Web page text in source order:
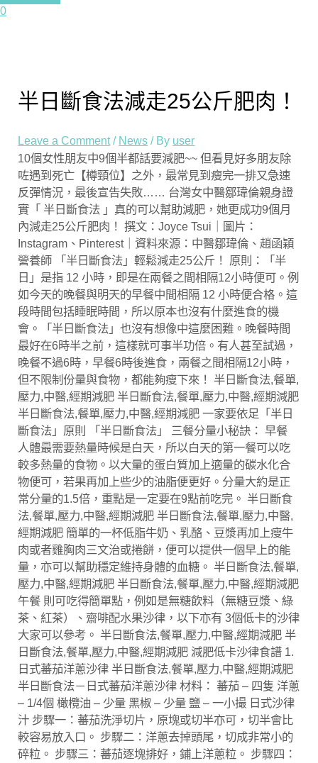
0
半日斷食法減走25公斤肥肉！
Leave a Comment / News / By user
10個女性朋友中9個半都話要減肥~~ 但看見好多朋友除
咗遇到死亡【樽頸位】之外，最常見到瘦完一排又急速
反彈情況，最後宣告失敗…… 台灣女中醫鄒瑋倫親身證
實「 半日斷食法 」真的可以幫助減肥，她更成功9個月
內減走25公斤肥肉！ 撰文：Joyce Tsui｜圖片：
Instagram、Pinterest｜資料來源：中醫鄒瑋倫、趙函穎
營養師 「半日斷食法」輕鬆減走25公斤！ 原則：「半
日」是指 12 小時，即是在兩餐之間相隔12小時便可。例
如今天的晚餐與明天的早餐中間相隔 12 小時便合格。這
段時間包括睡眠時間，所以原本也沒有什麼進食的機
會。「半日斷食法」也沒有想像中這麼困難。晚餐時間
最好在6時半之前，這樣就可事半功倍。有人甚至試過，
晚餐不過6時，早餐6時後進食，兩餐之間相隔12小時，
但不限制份量與食物，都能夠瘦下來！ 半日斷食法,餐單,
壓力,中醫,經期減肥 半日斷食法,餐單,壓力,中醫,經期減肥
半日斷食法,餐單,壓力,中醫,經期減肥 一家要依足「半日
斷食法」原則 「半日斷食法」 三餐分量小秘訣： 早餐
人體最需要熱量時候是白天，所以白天的第一餐可以吃
較多熱量的食物。以大量的蛋白質加上適量的碳水化合
物便可，若果再加上些少的油脂便更好。分量大約是正
常分量的1.5倍，重點是一定要在9點前吃完。 半日斷食
法,餐單,壓力,中醫,經期減肥 半日斷食法,餐單,壓力,中醫,
經期減肥 簡單的一杯低脂牛奶、乳酪、豆漿再加上瘦牛
肉或者雞胸肉三文治或捲餅，便可以提供一個早上的能
量，亦可以幫助穩定維持身體的血糖。 半日斷食法,餐單,
壓力,中醫,經期減肥 半日斷食法,餐單,壓力,中醫,經期減肥
午餐 則可吃得簡單點，例如是無糖飲料（無糖豆漿、綠
茶、紅茶）、齋啡配水果沙律，以下亦有 3個低卡的沙律
大家可以參考。 半日斷食法,餐單,壓力,中醫,經期減肥 半
日斷食法,餐單,壓力,中醫,經期減肥 減肥低卡沙律食譜 1.
日式蕃茄洋蔥沙律 半日斷食法,餐單,壓力,中醫,經期減肥
半日斷食法－日式蕃茄洋蔥沙律 材料： 蕃茄 – 四隻 洋蔥
– 1/4個 橄欖油 – 少量 黑椒 – 少量 鹽 – 一小撮 日式沙律
汁 步驟一：蕃茄洗淨切片，原塊或切半亦可，切半會比
較容易放入口。 步驟二：洋蔥去掉頭尾，切成非常小的
碎粒。 步驟三：蕃茄逐塊排好，鋪上洋蔥粒。 步驟四：